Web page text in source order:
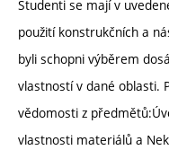
Studenti se mají v
použití konstrukčních a
byli schopni výběrem
vlastností v dané oblasti.
vědomosti z
vlastnosti materiálů a